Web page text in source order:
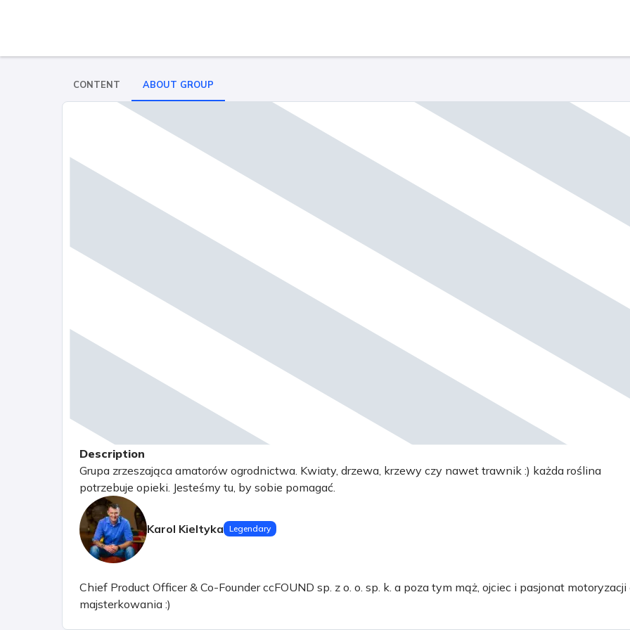
CONTENT ABOUT GROUP
Description
Grupa zrzeszająca amatorów ogrodnictwa. Kwiaty, drzewa, krzewy czy nawet trawnik :) każda roślina
potrzebuje opieki. Jesteśmy tu, by sobie pomagać.
Karol Kieltyka Legendary
Chief Product Officer & Co-Founder ccFOUND sp. z o. o. sp. k. a poza tym mąż, ojciec i pasjonat motoryzacji
majsterkowania :)